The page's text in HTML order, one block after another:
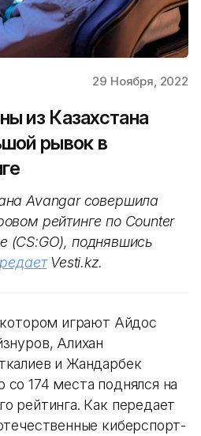
29 Ноября, 2022
из Казахстана
рывок в
Avangar совершила
рейтинге по Counter
(CS:GO), поднявшись
Vesti.kz.
играют Айдос
Алихан
и Жандарбек
174 места поднялся на
рейтинга. Как передает
киберспорт-